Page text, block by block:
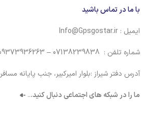
با ما در تماس باشید
ایمیل : Info@Gpsgostar.ir
شماره تلفن : 07138239838 – 09373936263
آدرس دفتر شیراز :بلوار امیرکبیر، جنب پایانه
ما را در شبکه های اجتماعی دنبال کنید...